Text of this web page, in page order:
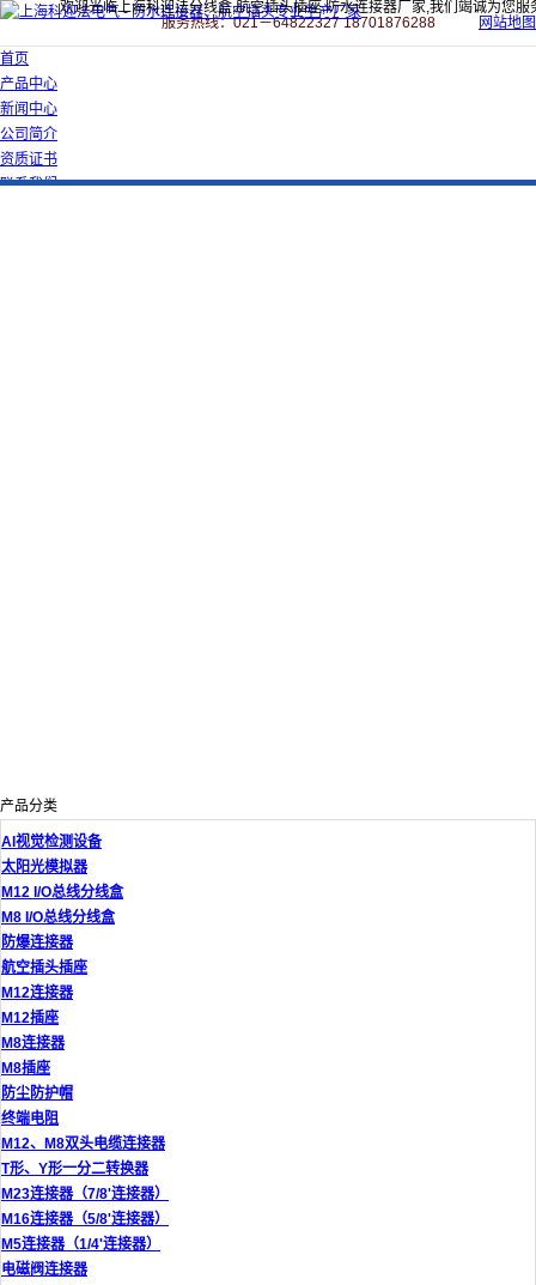
欢迎光临上海科迎法分线盒,航空插头插座,防水连接器厂家,我们竭诚为您服
服务热线：021－64822327 18701876288
网站地图
首页
产品中心
新闻中心
公司简介
资质证书
联系我们
产品分类
AI视觉检测设备
太阳光模拟器
M12 I/O总线分线盒
M8 I/O总线分线盒
防爆连接器
航空插头插座
M12连接器
M12插座
M8连接器
M8插座
防尘防护帽
终端电阻
M12、M8双头电缆连接器
T形、Y形一分二转换器
M23连接器（7/8'连接器）
M16连接器（5/8'连接器）
M5连接器（1/4'连接器）
电磁阀连接器